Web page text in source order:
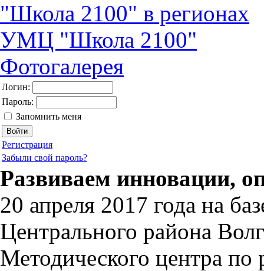
"Школа 2100" в регионах
УМЦ "Школа 2100"
Фотогалерея
Логин:
Пароль:
Запомнить меня
Регистрация
Забыли свой пароль?
Развиваем инновации,
20 апреля 2017 года на
Центрального района
Методического центра